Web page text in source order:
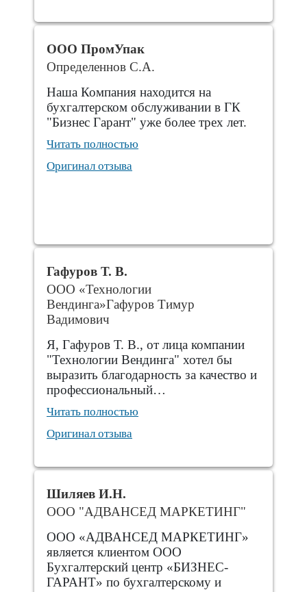
ООО ПромУпак
Определеннов С.А.
Наша Компания находится на
бухгалтерском обслуживании в ГК
"Бизнес Гарант" уже более трех лет.
Читать полностью
Оригинал отзыва
Гафуров Т. В.
ООО «Технологии
Вендинга»Гафуров Тимур
Вадимович
Я, Гафуров Т. В., от лица компании
"Технологии Вендинга" хотел бы
выразить благодарность за качество и
профессиональный…
Читать полностью
Оригинал отзыва
Шиляев И.Н.
ООО "АДВАНСЕД МАРКЕТИНГ"
ООО «АДВАНСЕД МАРКЕТИНГ»
является клиентом ООО
Бухгалтерский центр «БИЗНЕС-
ГАРАНТ» по бухгалтерскому и